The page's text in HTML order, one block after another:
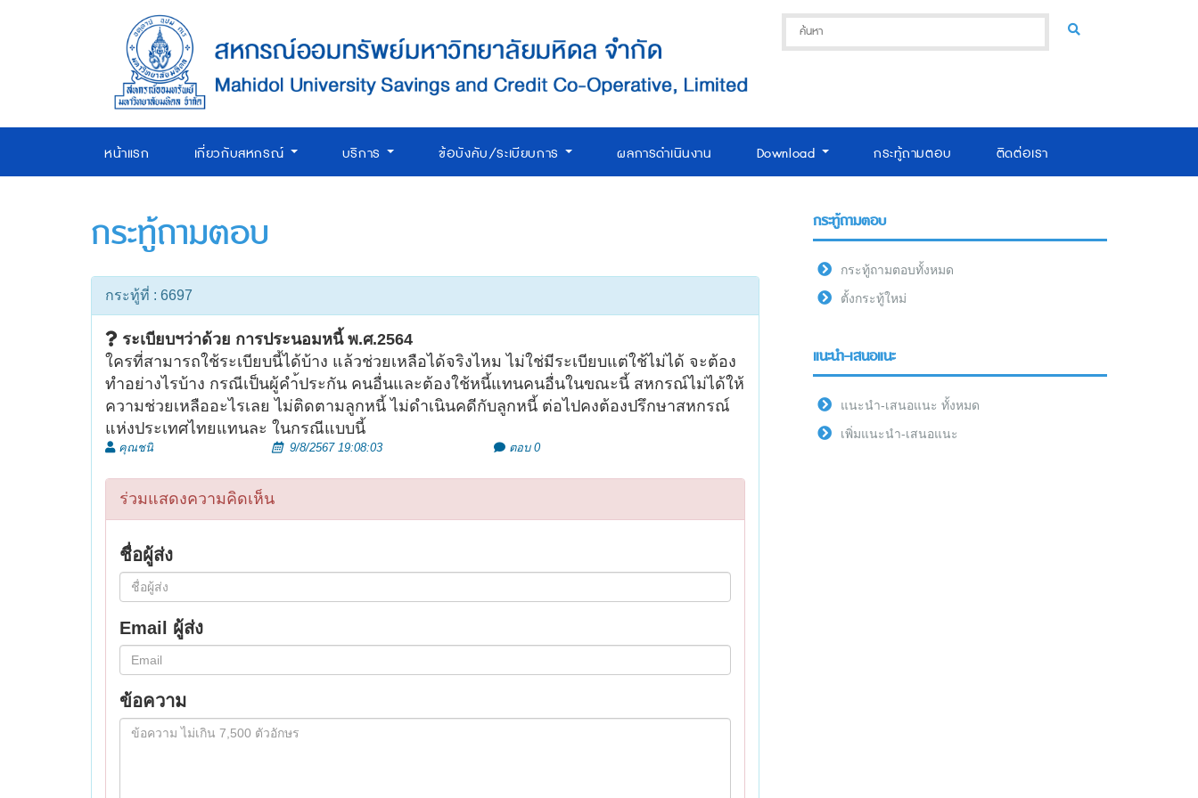
หน้าแรก เกี่ยวกับสหกรณ์ บริการ ข้อบังคับ/ระเบียบการ ผลการดำเนินงาน Download กระทู้ถามตอบ ติดต่อเรา
กระทู้ถามตอบ
กระทู้ที่ : 6697
ระเบียบฯว่าด้วย การประนอมหนี้ พ.ศ.2564
ใครที่สามารถใช้ระเบียบนี้ได้บ้าง แล้วช่วยเหลือได้จริงไหม ไม่ใช่มีระเบียบแต่ใช้ไม่ได้ จะต้อง
ทำอย่างไรบ้าง กรณีเป็นผู้คำ้ประกัน คนอื่นและต้องใช้หนี้แทนคนอื่นในขณะนี้ สหกรณ์ไม่ได้ให้
ความช่วยเหลืออะไรเลย ไม่ติดตามลูกหนี้ ไม่ดำเนินคดีกับลูกหนี้ ต่อไปคงต้องปรึกษาสหกรณ์
แห่งประเทศไทยแทนละ ในกรณีแบบนี้
คุณชนิ 9/8/2567 19:08:03 ตอบ 0
ร่วมแสดงความคิดเห็น
ชื่อผู้ส่ง
Email ผู้ส่ง
ข้อความ
กระทู้ถามตอบ
กระทู้ถามตอบทั้งหมด
ตั้งกระทู้ใหม่
แนะนำ-เสนอแนะ
แนะนำ-เสนอแนะ ทั้งหมด
เพิ่มแนะนำ-เสนอแนะ